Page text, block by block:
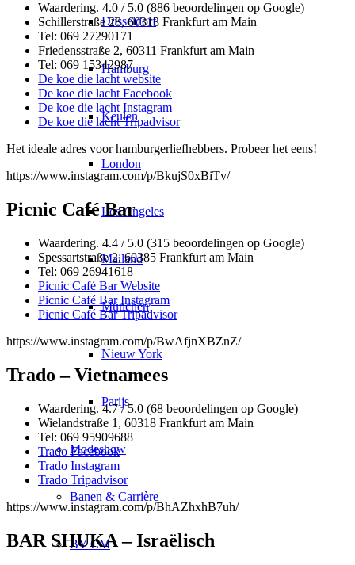
Düsseldorf
Hamburg
Keulen
London
Los Angeles
Mailand
München
Nieuw York
Parijs
Modeshow
Banen & Carrière
BY CM
Waardering. 4.0 / 5.0 (886 beoordelingen op Google)
Schillerstraße 28, 60313 Frankfurt am Main
Tel: 069 27290171
Friedensstraße 2, 60311 Frankfurt am Main
Tel: 069 15342987
De koe die lacht website
De koe die lacht Facebook
De koe die lacht Instagram
De koe die lacht Tripadvisor
Het ideale adres voor hamburgerliefhebbers. Probeer het eens!
https://www.instagram.com/p/BkujS0xBiTv/
Picnic Café Bar
Waardering. 4.4 / 5.0 (315 beoordelingen op Google)
Spessartstraße 2, 60385 Frankfurt am Main
Tel: 069 26941618
Picnic Café Bar Website
Picnic Café Bar Instagram
Picnic Café Bar Tripadvisor
https://www.instagram.com/p/BwAfjnXBZnZ/
Trado – Vietnamees
Waardering. 4.7 / 5.0 (68 beoordelingen op Google)
Wielandstraße 1, 60318 Frankfurt am Main
Tel: 069 95909688
Trado Facebook
Trado Instagram
Trado Tripadvisor
https://www.instagram.com/p/BhAZhxhB7uh/
BAR SHUKA – Israëlisch